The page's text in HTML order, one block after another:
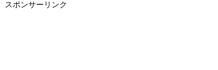
スポンサーリンク